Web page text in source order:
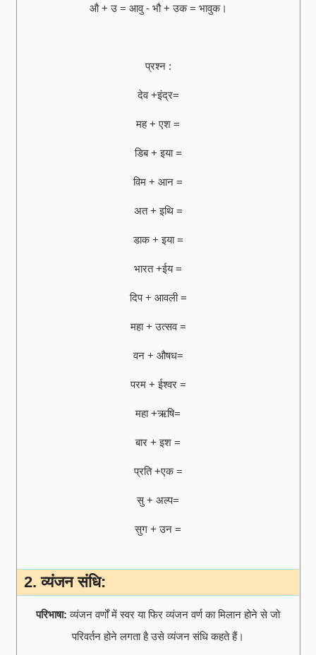
औ + उ = आवु - भौ + उक = भावुक।
प्रश्न :
देव +इंद्र=
मह + एश =
डिब + इया =
विम + आन =
अत + इथि =
डाक + इया =
भारत +ईय =
दिप + आवली =
महा + उत्सव =
वन + औषध=
परम + ईश्वर =
महा +ऋषि=
बार + इश =
प्रति +एक =
सु + अल्प=
सुग + उन =
2. व्यंजन संधि:
परिभाषा: व्यंजन वर्णों में स्वर या फिर व्यंजन वर्ण का मिलान होने से जो
परिवर्तन होने लगता है उसे व्यंजन संधि कहते हैं।